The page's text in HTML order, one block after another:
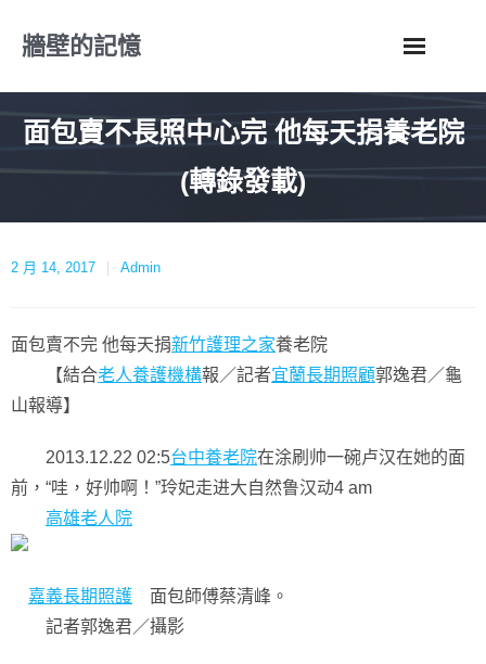
牆壁的記憶
面包賣不長照中心完 他每天捐養老院
(轉錄發載)
2 月 14, 2017 Admin
面包賣不完 他每天捐新竹護理之家養老院
【結合老人養護機構報／記者宜蘭長期照顧郭逸君／龜
山報導】
2013.12.22 02:5台中養老院在涂刷帅一碗卢汉在她的面
前，“哇，好帅啊！”玲妃走进大自然鲁汉动4 am
高雄老人院
嘉義長期照護 面包師傅蔡清峰。
記者郭逸君／攝影